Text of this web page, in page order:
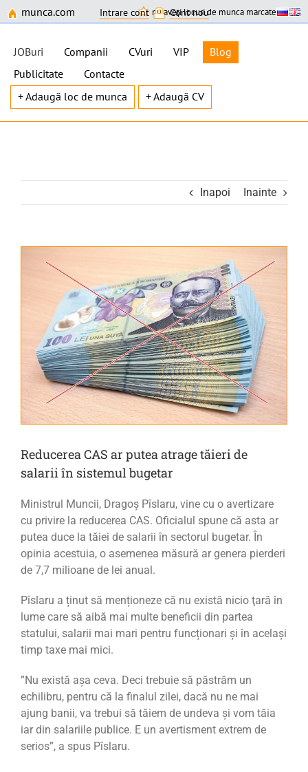
munca.com Intrare cont Cont nou
nu aveți locuri de munca marcate
JOBuri Companii CVuri VIP
Blog
Publicitate
Contacte
+ Adaugă loc de munca
+ Adaugă CV
content
Inapoi Inainte
Larger
Reducerea CAS ar putea atrage tăieri de
salarii în sistemul bugetar
Ministrul Muncii, Dragoș Pîslaru, vine cu o avertizare
cu privire la reducerea CAS. Oficialul spune că asta ar
putea duce la tăiei de salarii în sectorul bugetar. În
opinia acestuia, o asemenea măsură ar genera pierderi
de 7,7 milioane de lei anual.
Pîslaru a ținut să menționeze că nu există nicio ţară în
lume care să aibă mai multe beneficii din partea
statului, salarii mai mari pentru funcționari şi în acelaşi
timp taxe mai mici.
”Nu există aşa ceva. Deci trebuie să păstrăm un
echilibru, pentru că la finalul zilei, dacă nu ne mai
ajung banii, va trebui să tăiem de undeva şi vom tăia
iar din salariile publice. E un avertisment extrem de
serios”, a spus Pîslaru.